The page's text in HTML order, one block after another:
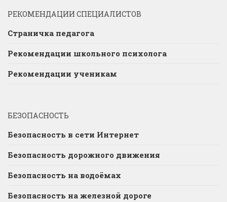
РЕКОМЕНДАЦИИ СПЕЦИАЛИСТОВ
Страничка педагога
Рекомендации школьного психолога
Рекомендации ученикам
БЕЗОПАСНОСТЬ
Безопасность в сети Интернет
Безопасность дорожного движения
Безопасность на водоёмах
Безопасность на железной дороге